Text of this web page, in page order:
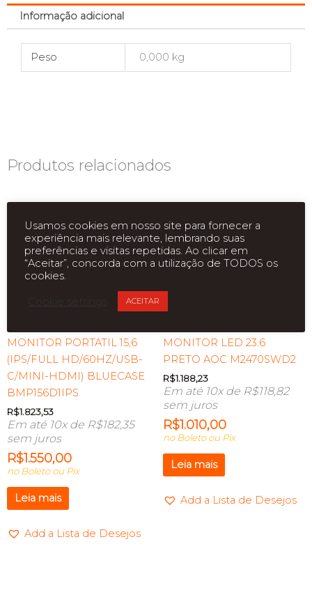
Informação adicional
Peso 0,000 kg
Produtos relacionados
MONITOR PORTATIL 15,6
(IPS/FULL HD/60HZ/USB-
C/MINI-HDMI) BLUECASE
BMP156D1IPS
R$1.823,53
Em até 10x de R$182,35
sem juros
R$1.550,00
no Boleto ou Pix
Leia mais
Add a Lista de Desejos
MONITOR LED 23.6
PRETO AOC M2470SWD2
R$1.188,23
Em até 10x de R$118,82
sem juros
R$1.010,00
no Boleto ou Pix
Leia mais
Add a Lista de Desejos
Usamos cookies em nosso site para fornecer a
experiência mais relevante, lembrando suas
preferências e visitas repetidas. Ao clicar em
“Aceitar”, concorda com a utilização de TODOS os
cookies.
ACEITAR